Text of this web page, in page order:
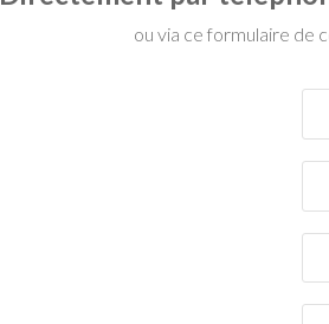
ou via ce formulaire de